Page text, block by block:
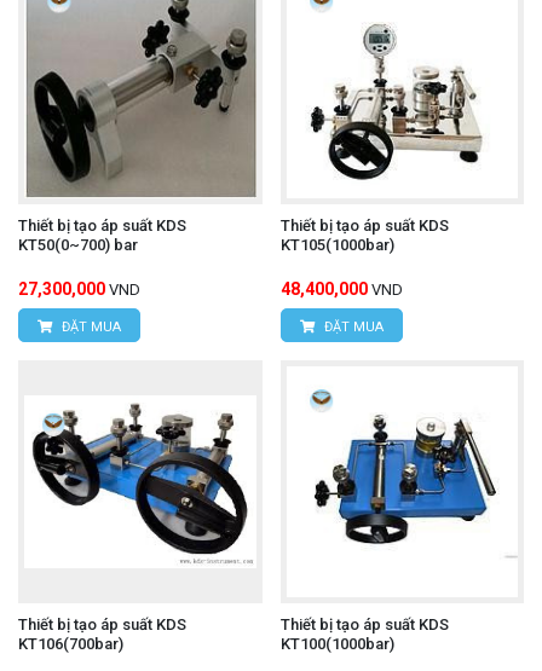
Thiết bị tạo áp suất KDS
KT50(0~700) bar
27,300,000 VND
ĐẶT MUA
Thiết bị tạo áp suất KDS
KT105(1000bar)
48,400,000 VND
ĐẶT MUA
Thiết bị tạo áp suất KDS
KT106(700bar)
Thiết bị tạo áp suất KDS
KT100(1000bar)